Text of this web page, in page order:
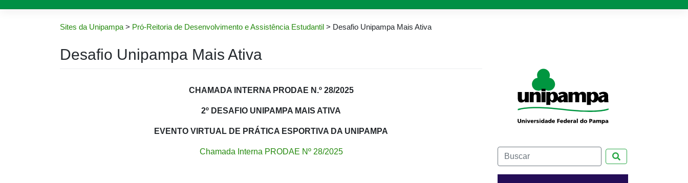
Sites da Unipampa> Pró-Reitoria de Desenvolvimento e Assistência Estudantil > Desafio Unipampa Mais Ativa
Desafio Unipampa Mais Ativa
CHAMADA INTERNA PRODAE N.º 28/2025
2º DESAFIO UNIPAMPA MAIS ATIVA
EVENTO VIRTUAL DE PRÁTICA ESPORTIVA DA UNIPAMPA
Chamada Interna PRODAE Nº 28/2025